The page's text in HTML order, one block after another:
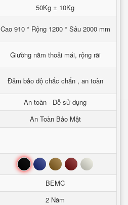
50Kg ± 10Kg
Cao 910 * Rộng 1200 * Sâu 2000 mm
Giường nằm thoải mái, rộng rãi
Đảm bảo độ chắc chắn , an toàn
An toàn - Dễ sử dụng
An Toàn Bảo Mật
Đen Xanh Nâu Đỏ Trắng
BEMC
2 Năm